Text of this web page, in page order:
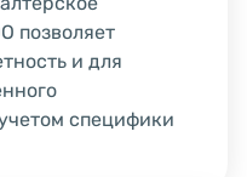
позволяет
и для
специфики